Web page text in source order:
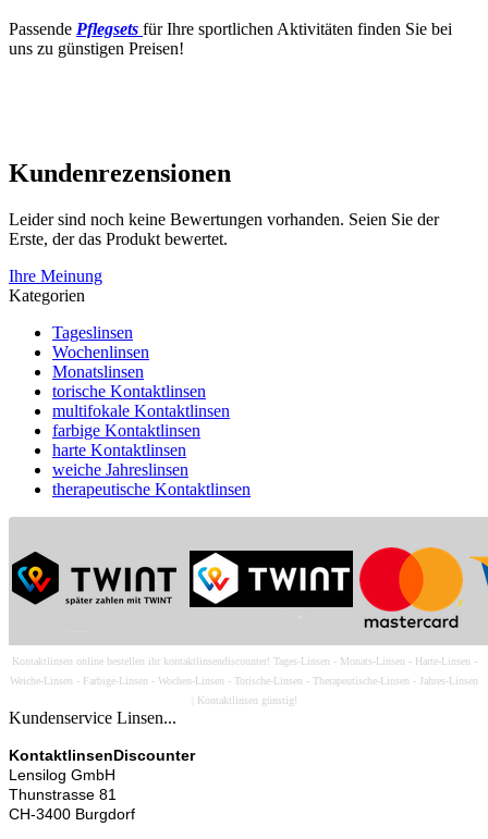
Passende Pflegsets für Ihre sportlichen Aktivitäten finden Sie bei
uns zu günstigen Preisen!
Kundenrezensionen
Leider sind noch keine Bewertungen vorhanden. Seien Sie der
Erste, der das Produkt bewertet.
Ihre Meinung
Kategorien
Tageslinsen
Wochenlinsen
Monatslinsen
torische Kontaktlinsen
multifokale Kontaktlinsen
farbige Kontaktlinsen
harte Kontaktlinsen
weiche Jahreslinsen
therapeutische Kontaktlinsen
Kontaktlinsen online bestellen ihr kontaktlinsendiscounter! Tages-Linsen - Monats-Linsen - Harte-Linsen -
Weiche-Linsen - Farbige-Linsen - Wochen-Linsen - Torische-Linsen - Therapeutische-Linsen - Jahres-Linsen
| Kontaktlinsen günstig!
Kundenservice Linsen...
KontaktlinsenDiscounter
Lensilog GmbH
Thunstrasse 81
CH-3400 Burgdorf